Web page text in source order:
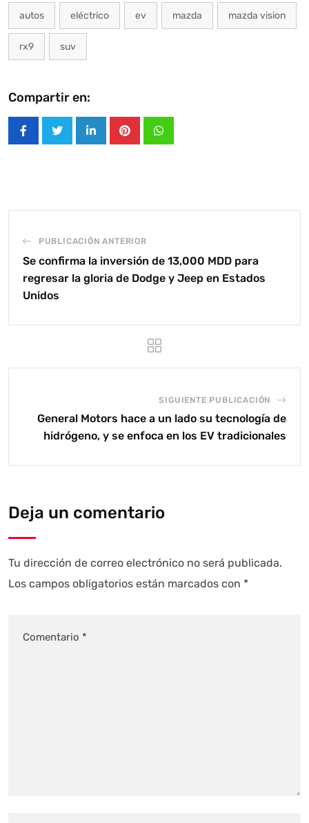
autos eléctrico ev mazda mazda vision
rx9 suv
Compartir en:
LinkedInPinterestWhatsapp
PUBLICACIÓN ANTERIOR
Se confirma la inversión de 13,000 MDD para
regresar la gloria de Dodge y Jeep en Estados
Unidos
SIGUIENTE PUBLICACIÓN
General Motors hace a un lado su tecnología de
hidrógeno, y se enfoca en los EV tradicionales
Deja un comentario
Tu dirección de correo electrónico no será publicada.
Los campos obligatorios están marcados con *